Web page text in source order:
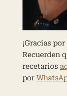
¡Gracias
Recuerden
recetarios
por